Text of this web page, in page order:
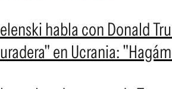
habla con Donald
en Ucrania: